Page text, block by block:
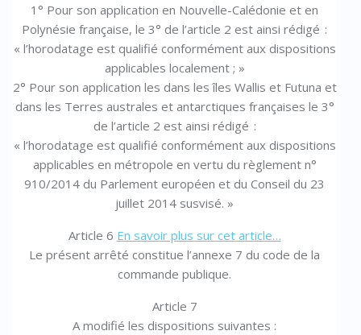
1° Pour son application en Nouvelle-Calédonie et en
Polynésie française, le 3° de l’article 2 est ainsi rédigé :
« l’horodatage est qualifié conformément aux dispositions
applicables localement ; »
2° Pour son application les dans les îles Wallis et Futuna et
dans les Terres australes et antarctiques françaises le 3°
de l’article 2 est ainsi rédigé :
« l’horodatage est qualifié conformément aux dispositions
applicables en métropole en vertu du règlement n°
910/2014 du Parlement européen et du Conseil du 23
juillet 2014 susvisé. »
Article 6 En savoir plus sur cet article…
Le présent arrêté constitue l’annexe 7 du code de la
commande publique.
Article 7
A modifié les dispositions suivantes :